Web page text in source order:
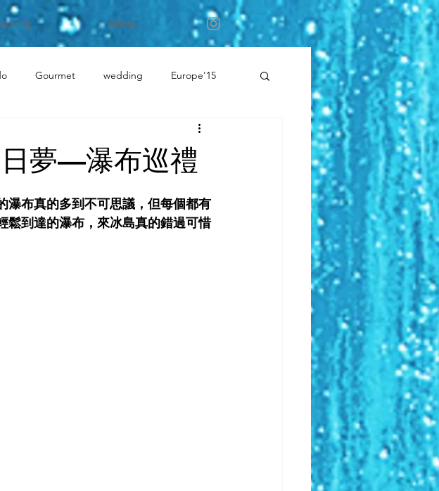
Disney
Gourmet wedding Europe'15
日夢—瀑布巡禮
瀑布真的多到不可思議，但每個都有
鬆到達的瀑布，來冰島真的錯過可惜